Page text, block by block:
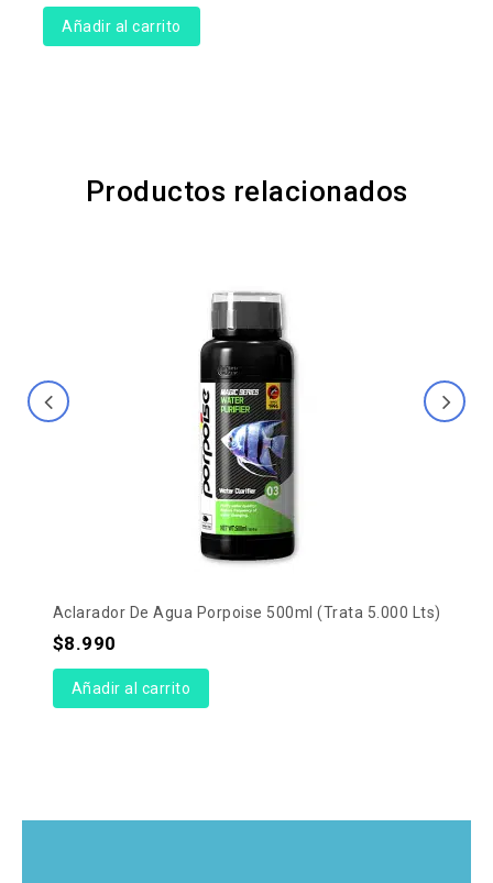
Añadir al carrito
Productos relacionados
Aclarador De Agua Porpoise 500ml (Trata 5.000 Lts)
$8.990
Añadir al carrito